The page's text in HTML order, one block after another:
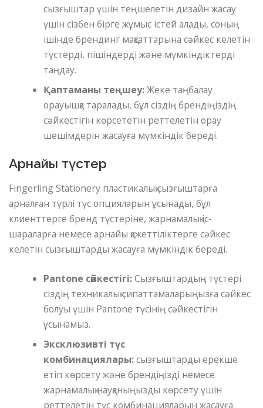
сызғыштар үшін теңшелетін дизайн жасау
үшін сізбен бірге жұмыс істей алады, соның
ішінде брендинг мақсаттарына сәйкес келетін
түстерді, пішіндерді және мүмкіндіктерді
таңдау.
Қаптаманы теңшеу:Жеке таңбалау
орауышқа таралады, бұл сіздің брендіңіздің
сәйкестігін көрсететін реттелетін орау
шешімдерін жасауға мүмкіндік береді.
Арнайы түстер
Fingerling Stationery пластикалық сызғыштарға
арналған түрлі түс опцияларын ұсынады, бұл
клиенттерге бренд түстеріне, жарнамалық іс-
шараларға немесе арнайы қажеттіліктерге сәйкес
келетін сызғыштарды жасауға мүмкіндік береді.
Pantone сәйкестігі:Сызғыштардың түстері
сіздің техникалық сипаттамаларыңызға сәйкес
болуы үшін Pantone түсінің сәйкестігін
ұсынамыз.
Эксклюзивті түс
комбинациялары:сызғыштарды ерекше
етіп көрсету және брендіңізді немесе
жарнамалық науқаныңызды көрсету үшін
реттелетін түс комбинацияларын жасауға